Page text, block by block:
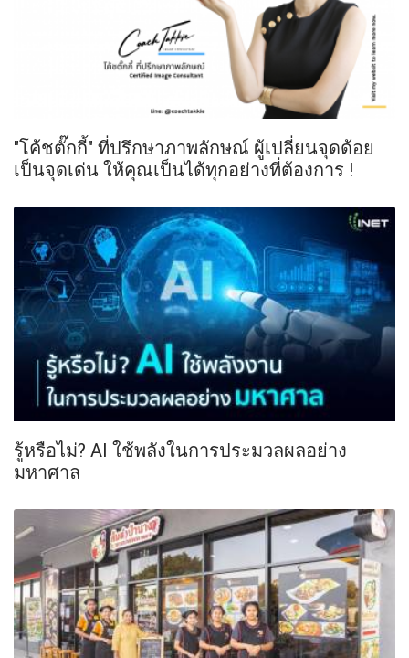
"โค้ชตั๊กกี้" ที่ปรึกษาภาพลักษณ์ ผู้เปลี่ยนจุดด้อย
เป็นจุดเด่น ให้คุณเป็นได้ทุกอย่างที่ต้องการ !
รู้หรือไม่? AI ใช้พลังในการประมวลผลอย่าง
มหาศาล